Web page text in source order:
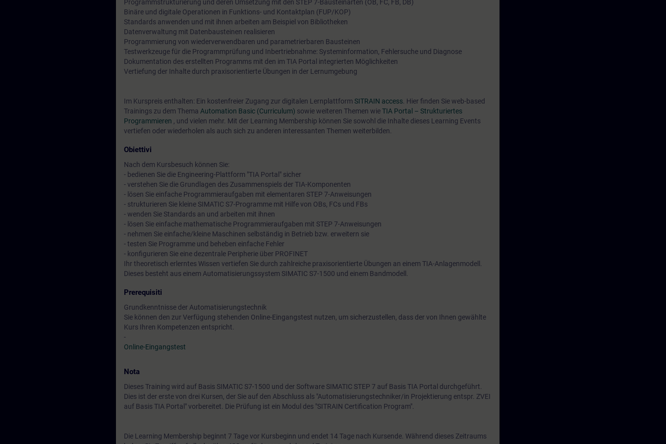
Programmstrukturierung und deren Umsetzung mit den STEP 7-Bausteinarten (OB, FC, FB, DB)
Binäre und digitale Operationen in Funktions- und Kontaktplan (FUP/KOP)
Standards anwenden und mit ihnen arbeiten am Beispiel von Bibliotheken
Datenverwaltung mit Datenbausteinen realisieren
Programmierung von wiederverwendbaren und parametrierbaren Bausteinen
Testwerkzeuge für die Programmprüfung und Inbertriebnahme: Systeminformation, Fehlersuche und Diagnose
Dokumentation des erstellten Programms mit den im TIA Portal integrierten Möglichkeiten
Vertiefung der Inhalte durch praxisorientierte Übungen in der Lernumgebung
Im Kurspreis enthalten: Ein kostenfreier Zugang zur digitalen Lernplattform SITRAIN access . Hier finden Sie web-based
Trainings zu dem Thema Automation Basic (Curriculum) sowie weiteren Themen wieTIA Portal – Strukturiertes
Programmieren , und vielen mehr. Mit der Learning Membership können Sie sowohl die Inhalte dieses Learning Events
vertiefen oder wiederholen als auch sich zu anderen interessanten Themen weiterbilden.
Obiettivi
Nach dem Kursbesuch können Sie:
- bedienen Sie die Engineering-Plattform "TIA Portal" sicher
- verstehen Sie die Grundlagen des Zusammenspiels der TIA-Komponenten
- lösen Sie einfache Programmieraufgaben mit elementaren STEP 7-Anweisungen
- strukturieren Sie kleine SIMATIC S7-Programme mit Hilfe von OBs, FCs und FBs
- wenden Sie Standards an und arbeiten mit ihnen
- lösen Sie einfache mathematische Programmieraufgaben mit STEP 7-Anweisungen
- nehmen Sie einfache/kleine Maschinen selbständig in Betrieb bzw. erweitern sie
- testen Sie Programme und beheben einfache Fehler
- konfigurieren Sie eine dezentrale Peripherie über PROFINET
Ihr theoretisch erlerntes Wissen vertiefen Sie durch zahlreiche praxisorientierte Übungen an einem TIA-Anlagenmodell.
Dieses besteht aus einem Automatisierungssystem SIMATIC S7-1500 und einem Bandmodell.
Prerequisiti
Grundkenntnisse der Automatisierungstechnik
Sie können den zur Verfügung stehenden Online-Eingangstest nutzen, um sicherzustellen, dass der von Ihnen gewählte
Kurs Ihren Kompetenzen entspricht.
-
Online-Eingangstest
Nota
Dieses Training wird auf Basis SIMATIC S7-1500 und der Software SIMATIC STEP 7 auf Basis TIA Portal durchgeführt.
Dies ist der erste von drei Kursen, der Sie auf den Abschluss als "Automatisierungstechniker/in Projektierung entspr. ZVEI
auf Basis TIA Portal" vorbereitet. Die Prüfung ist ein Modul des "SITRAIN Certification Program".
Die Learning Membership beginnt 7 Tage vor Kursbeginn und endet 14 Tage nach Kursende. Während dieses Zeitraums